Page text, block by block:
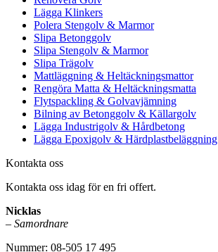
Lägga Klinkers
Polera Stengolv & Marmor
Slipa Betonggolv
Slipa Stengolv & Marmor
Slipa Trägolv
Mattläggning & Heltäckningsmattor
Rengöra Matta & Heltäckningsmatta
Flytspackling & Golvavjämning
Bilning av Betonggolv & Källargolv
Lägga Industrigolv & Hårdbetong
Lägga Epoxigolv & Härdplastbeläggning
Kontakta oss
Kontakta oss idag för en fri offert.
Nicklas
– Samordnare
Nummer: 08-505 17 495